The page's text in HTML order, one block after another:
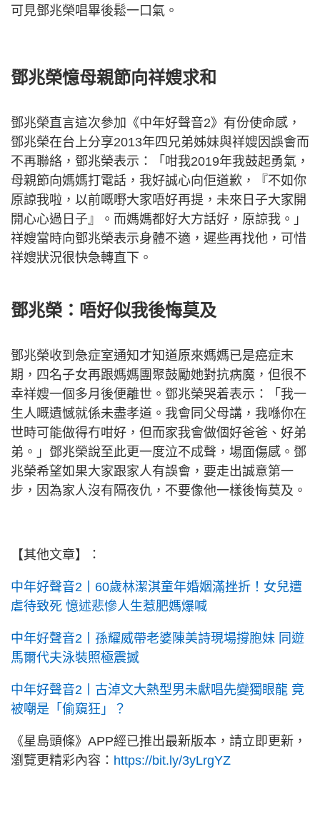
可見鄧兆榮唱畢後鬆一口氣。
鄧兆榮憶母親節向祥嫂求和
鄧兆榮直言這次參加《中年好聲音2》有份使命感，
鄧兆榮在台上分享2013年四兄弟姊妹與祥嫂因誤會而
不再聯絡，鄧兆榮表示：「咁我2019年我鼓起勇氣，
母親節向媽媽打電話，我好誠心向佢道歉，『不如你
原諒我啦，以前嘅嘢大家唔好再提，未來日子大家開
開心心過日子』。而媽媽都好大方話好，原諒我。」
祥嫂當時向鄧兆榮表示身體不適，遲些再找他，可惜
祥嫂狀況很快急轉直下。
鄧兆榮：唔好似我後悔莫及
鄧兆榮收到急症室通知才知道原來媽媽已是癌症末
期，四名子女再跟媽媽團聚鼓勵她對抗病魔，但很不
幸祥嫂一個多月後便離世。鄧兆榮哭着表示：「我一
生人嘅遺憾就係未盡孝道。我會同父母講，我喺你在
世時可能做得冇咁好，但而家我會做個好爸爸、好弟
弟。」鄧兆榮說至此更一度泣不成聲，場面傷感。鄧
兆榮希望如果大家跟家人有誤會，要走出誠意第一
步，因為家人沒有隔夜仇，不要像他一樣後悔莫及。
【其他文章】：
中年好聲音2丨60歲林潔淇童年婚姻滿挫折！女兒遭
虐待致死 憶述悲慘人生惹肥媽爆喊
中年好聲音2丨孫耀威帶老婆陳美詩現場撐胞妹 同遊
馬爾代夫泳裝照極震撼
中年好聲音2丨古淖文大熱型男未獻唱先變獨眼龍 竟
被嘲是「偷窺狂」？
《星島頭條》APP經已推出最新版本，請立即更新，
瀏覽更精彩內容： https://bit.ly/3yLrgYZ